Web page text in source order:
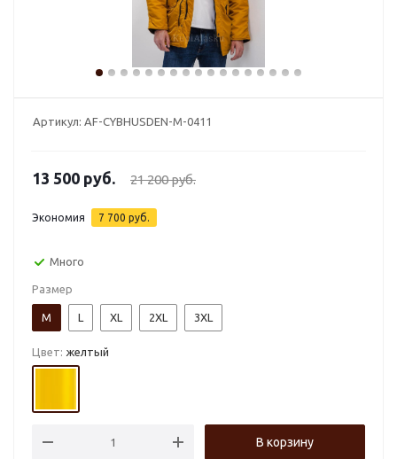
Артикул: AF-CYBHUSDEN-M-0411
13 500 руб. 21 200руб.
Экономия 7 700 руб.
Много
Размер
M L XL 2XL 3XL
Цвет: желтый
В корзину